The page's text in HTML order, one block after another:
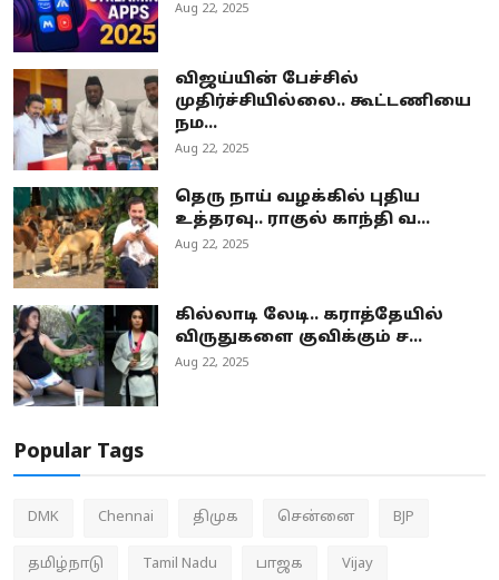
Aug 22, 2025
விஜய்யின் பேச்சில்
முதிர்ச்சியில்லை.. கூட்டணியை
நம...
Aug 22, 2025
தெரு நாய் வழக்கில் புதிய
உத்தரவு.. ராகுல் காந்தி வ...
Aug 22, 2025
கில்லாடி லேடி.. கராத்தேயில்
விருதுகளை குவிக்கும் ச...
Aug 22, 2025
Popular Tags
DMK Chennai திமுக சென்னை BJP
தமிழ்நாடு Tamil Nadu பாஜக Vijay